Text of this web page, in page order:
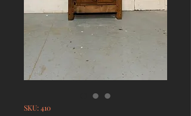
SKU: 410